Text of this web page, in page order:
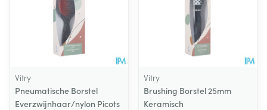
Vitry
Pneumatische Borstel
Everzwijnhaar/nylon Picots
Vitry
Brushing Borstel 25mm
Keramisch